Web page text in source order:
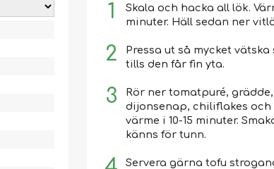
Skala och hacka all lök.
minuter. Häll sedan ner
Pressa ut så mycket
tills den får fin yta.
Rör ner tomatpuré,
dijonsenap, chiliflakes och
värme i 10-15 minuter.
känns för tunn.
Servera gärna tofu